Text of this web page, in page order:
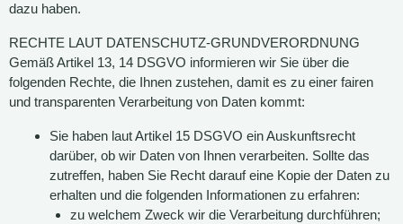
dazu haben.
RECHTE LAUT DATENSCHUTZ-GRUNDVERORDNUNG
Gemäß Artikel 13, 14 DSGVO informieren wir Sie über die
folgenden Rechte, die Ihnen zustehen, damit es zu einer fairen
und transparenten Verarbeitung von Daten kommt:
Sie haben laut Artikel 15 DSGVO ein Auskunftsrecht
darüber, ob wir Daten von Ihnen verarbeiten. Sollte das
zutreffen, haben Sie Recht darauf eine Kopie der Daten zu
erhalten und die folgenden Informationen zu erfahren:
zu welchem Zweck wir die Verarbeitung durchführen;